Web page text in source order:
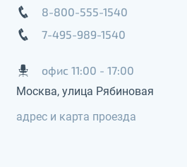
8-800-555-1540
7-495-989-1540
офис 11:00 - 17:00
Москва, улица Рябиновая
адрес и карта проезда